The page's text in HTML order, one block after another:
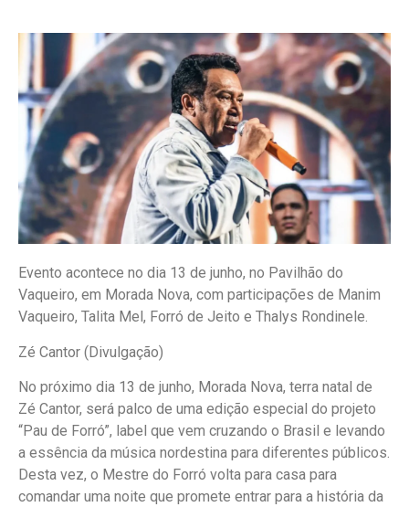
Evento acontece no dia 13 de junho, no Pavilhão do
Vaqueiro, em Morada Nova, com participações de Manim
Vaqueiro, Talita Mel, Forró de Jeito e Thalys Rondinele.
Zé Cantor (Divulgação)
No próximo dia 13 de junho, Morada Nova, terra natal de
Zé Cantor, será palco de uma edição especial do projeto
“Pau de Forró”, label que vem cruzando o Brasil e levando
a essência da música nordestina para diferentes públicos.
Desta vez, o Mestre do Forró volta para casa para
comandar uma noite que promete entrar para a história da